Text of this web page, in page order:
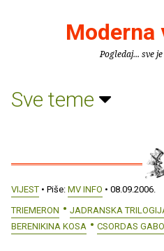
Moderna
Pogledaj... sve
Sve teme
VIJEST • Piše: MV INFO • 08.09.2006.
TRIEMERON
JADRANSKA
BERENIKINA KOSA
CSORDAS